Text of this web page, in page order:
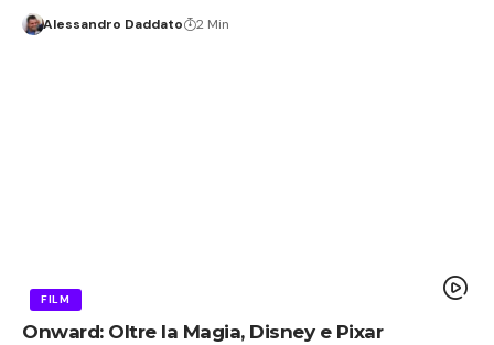
Alessandro Daddato 2 Min
FILM
Onward: Oltre la Magia, Disney e Pixar